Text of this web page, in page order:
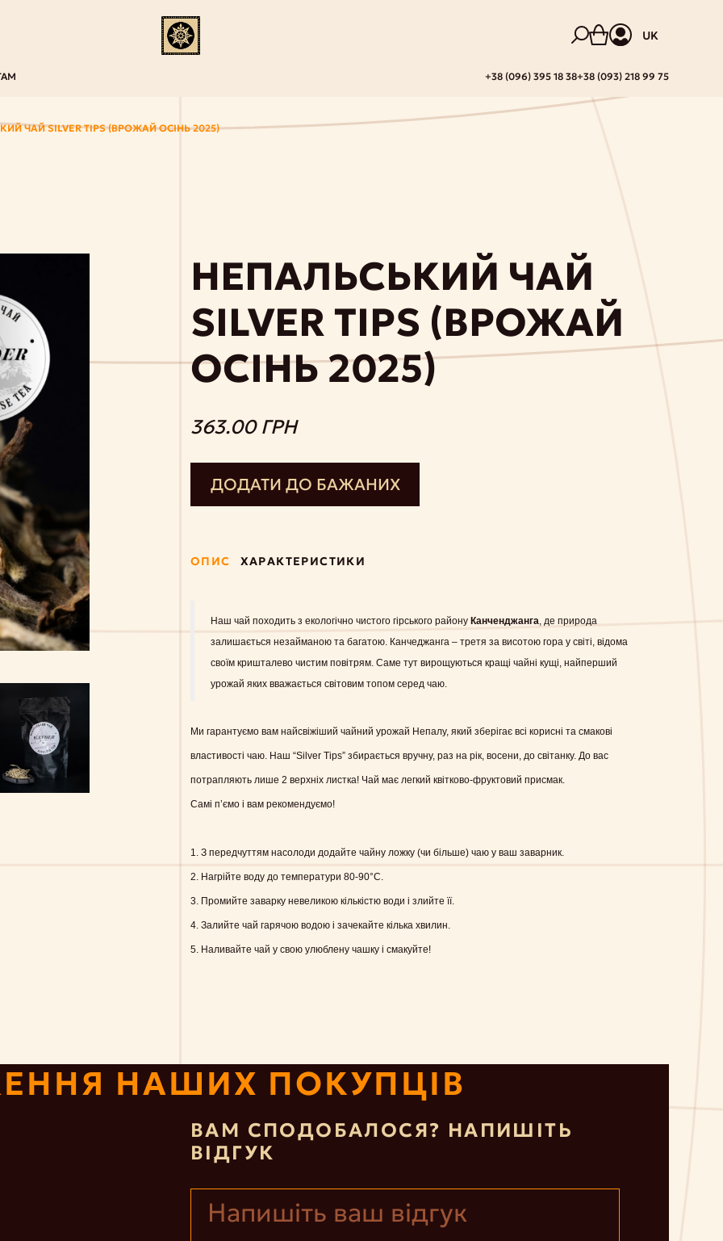
UK
+38 (096) 395 18 38+38 (093) 218 99 75
ЧАЙ SILVER TIPS (ВРОЖАЙ ОСІНЬ 2025)
НЕПАЛЬСЬКИЙ ЧАЙ
SILVER TIPS (ВРОЖАЙ
ОСІНЬ 2025)
363.00 ГРН
ДОДАТИ ДО БАЖАНИХ
ОПИС ХАРАКТЕРИСТИКИ
Наш чай походить з екологічно чистого гірського району Канченджанга, де природа
залишається незайманою та багатою. Канчеджанга – третя за висотою гора у світі, відома
своїм кришталево чистим повітрям. Саме тут вирощуються кращі чайні кущі, найперший
урожай яких вважається світовим топом серед чаю.
Ми гарантуємо вам найсвіжіший чайний урожай Непалу, який зберігає всі корисні та смакові
властивості чаю. Наш “Silver Tips” збирається вручну, раз на рік, восени, до світанку. До вас
потрапляють лише 2 верхніх листка! Чай має легкий квітково-фруктовий присмак.
Самі п’ємо і вам рекомендуємо!
1. З передчуттям насолоди додайте чайну ложку (чи більше) чаю у ваш заварник.
2. Нагрійте воду до температури 80-90°C.
3. Промийте заварку невеликою кількістю води і злийте її.
4. Залийте чай гарячою водою і зачекайте кілька хвилин.
5. Наливайте чай у свою улюблену чашку і смакуйте!
НАШИХ ПОКУПЦІВ
ВАМ СПОДОБАЛОСЯ? НАПИШІТЬ
ВІДГУК